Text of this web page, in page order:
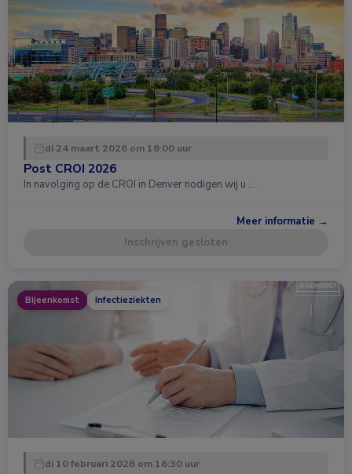
di 24 maart 2026 om 18:00 uur
Post CROI 2026
In navolging op de CROI in Denver nodigen wij u …
Meer informatie →
Inschrijven gesloten
Bijeenkomst Infectieziekten
di 10 februari 2026 om 16:30 uur